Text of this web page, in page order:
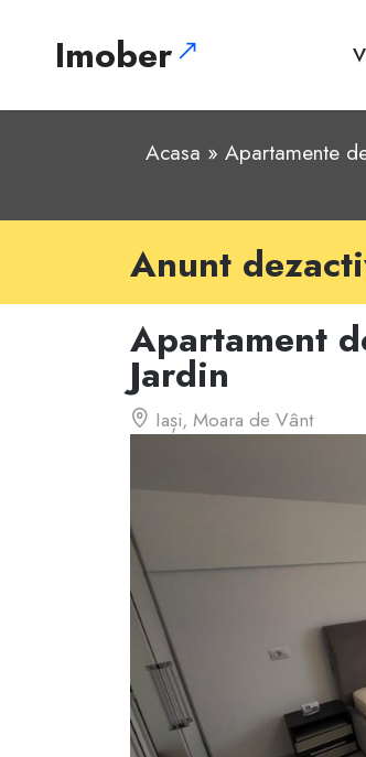
Imober
Acasa » Apartamente
Anunt
Apartament
Jardin
Iași, Moara de Vânt